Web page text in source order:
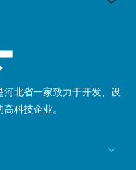
，在医药，制水以及食品
柔红霉素等)2、粉末活
、合成药、制剂、中草药
草药提取液(大蒜素
北省一家致力于开发、设
科技企业。